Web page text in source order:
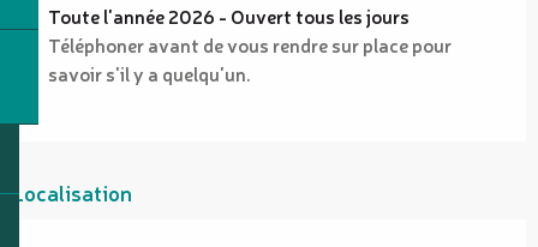
Toute l'année 2026 - Ouvert tous les jours
Téléphoner avant de vous rendre sur place pour
savoir s'il y a quelqu'un.
Localisation